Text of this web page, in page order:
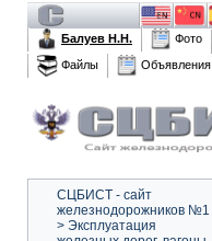
Балуев Н.Н.
Фото
Файлы
Объявления
СЦБИСТ - сайт
железнодорожников №1
> Эксплуатация